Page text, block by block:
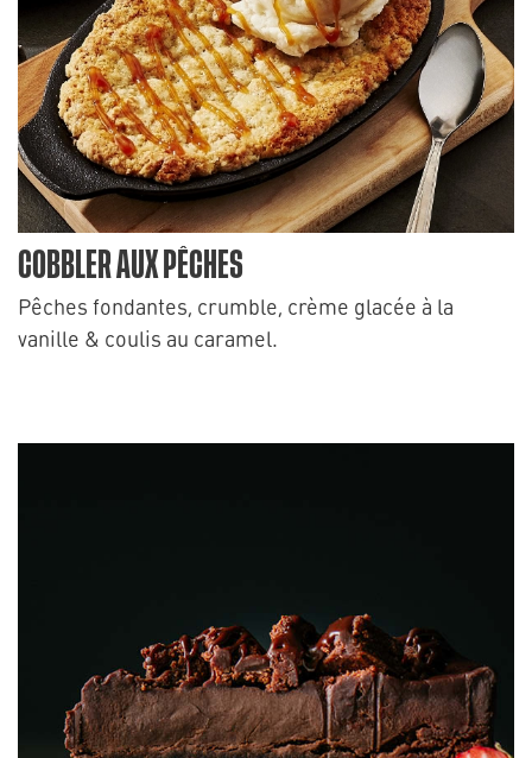
COBBLER AUX PÊCHES
Pêches fondantes, crumble, crème glacée à la
vanille & coulis au caramel.